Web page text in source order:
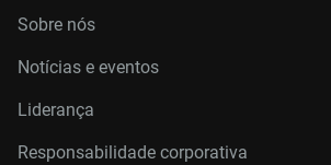
Sobre nós
Notícias e eventos
Liderança
Responsabilidade corporativa